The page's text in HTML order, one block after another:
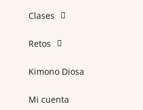
Clases
Retos
Kimono Diosa
Mi cuenta